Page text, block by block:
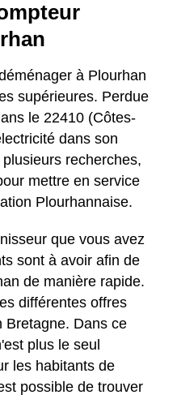
à Plourhan
supérieures. Perdue
le 22410 (Côtes-
dans son
recherches,
mettre en service
Plourhannaise.
que vous avez
sont à avoir afin de
de manière rapide.
différentes offres
Bretagne. Dans ce
plus le seul
les habitants de
possible de trouver